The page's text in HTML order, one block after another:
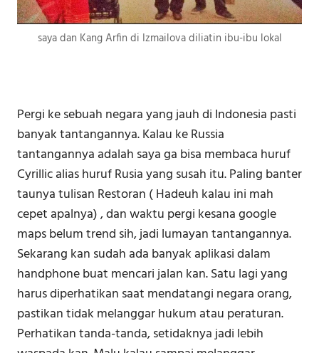
saya dan Kang Arfin di Izmailova diliatin ibu-ibu lokal
Pergi ke sebuah negara yang jauh di Indonesia pasti
banyak tantangannya. Kalau ke Russia
tantangannya adalah saya ga bisa membaca huruf
Cyrillic alias huruf Rusia yang susah itu. Paling banter
taunya tulisan Restoran ( Hadeuh kalau ini mah
cepet apalnya) , dan waktu pergi kesana google
maps belum trend sih, jadi lumayan tantangannya.
Sekarang kan sudah ada banyak aplikasi dalam
handphone buat mencari jalan kan. Satu lagi yang
harus diperhatikan saat mendatangi negara orang,
pastikan tidak melanggar hukum atau peraturan.
Perhatikan tanda-tanda, setidaknya jadi lebih